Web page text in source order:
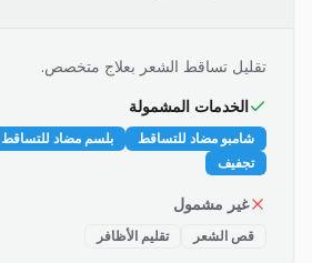
تقليل تساقط الشعر بعلاج متخصص.
الخدمات المشمولة
شامبو مضاد للتساقط بلسم مضاد للتساقط
تجفيف
غير مشمول
قص الشعر تقليم الأظافر